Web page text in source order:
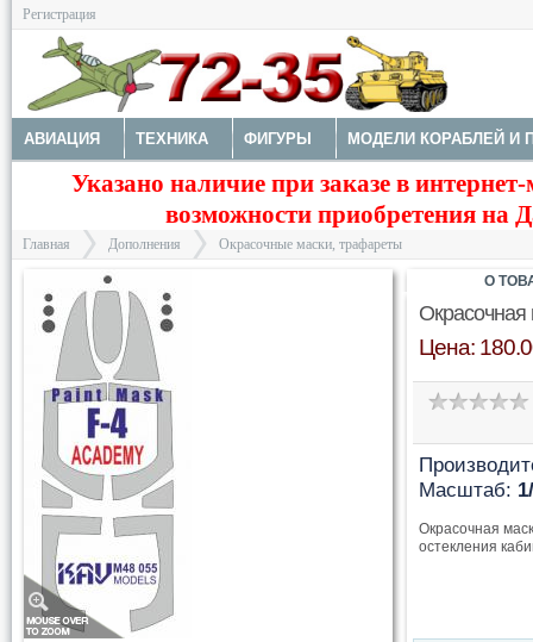
Регистрация
АВИАЦИЯ ТЕХНИКА ФИГУРЫ МОДЕЛИ КОРАБЛЕЙ И
ДОПОЛНЕНИЯ ДЕКАЛИ КОЛЕСА НАБОРЫ
КРАСКИ И ИНСТРУМЕНТЫ
Указано наличие при заказе в
возможности приобретения на
Главная
>
Дополнения Окрасочные маски, трафареты
Окрасочная
Цена:
Масштаб:
Окрасочная
остекления
О